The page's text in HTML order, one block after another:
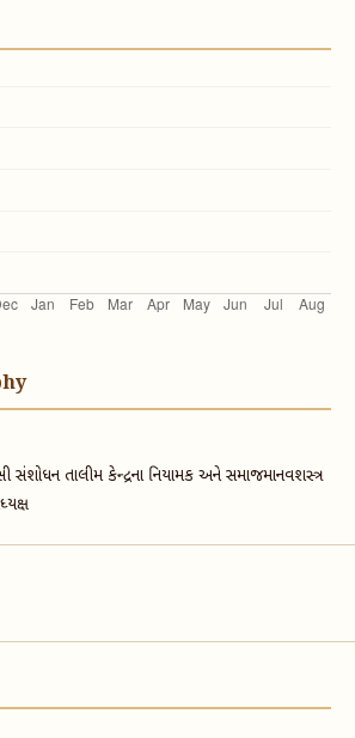
સંશોધન તાલીમ કેન્દ્રના નિયામક અને સમાજમાનવશસ્ત્ર